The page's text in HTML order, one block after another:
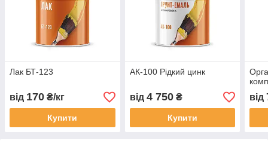
Лак БТ-123
від 170 ₴/кг
Купити
АК-100 Рідкий цинк
від 4 750₴
Купити
від